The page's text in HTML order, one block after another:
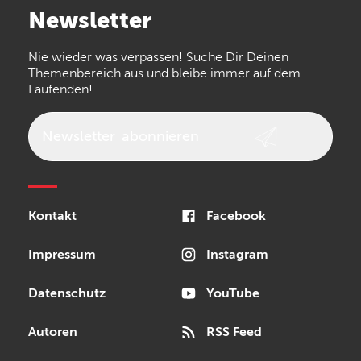
the t.bone
Walrus Audio Epiphone
Newsletter
Nie wieder was verpassen! Suche Dir Deinen
Themenbereich aus und bleibe immer auf dem
Laufenden!
Kontakt
Impressum
Datenschutz
Autoren
Facebook
Instagram
YouTube
RSS Feed